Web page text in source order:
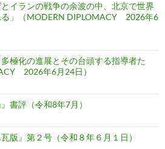
イランの戦争の余波の中、北京で世界
る」（MODERN DIPLOMACY 2026年6
極化の進展とその台頭する指導者た
2026年6月24日）
書評（令和8年7月）
版』第２号（令和８年６月１日）